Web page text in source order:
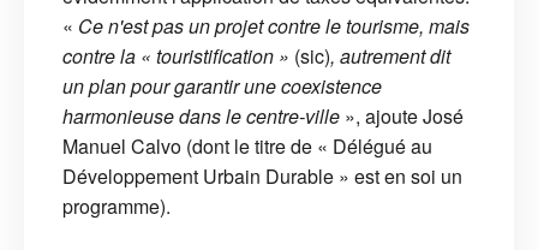
« Ce n'est pas un projet contre le tourisme, mais
contre la « touristification » (sic), autrement dit
un plan pour garantir une coexistence
harmonieuse dans le centre-ville », ajoute José
Manuel Calvo (dont le titre de « Délégué au
Développement Urbain Durable » est en soi un
programme).